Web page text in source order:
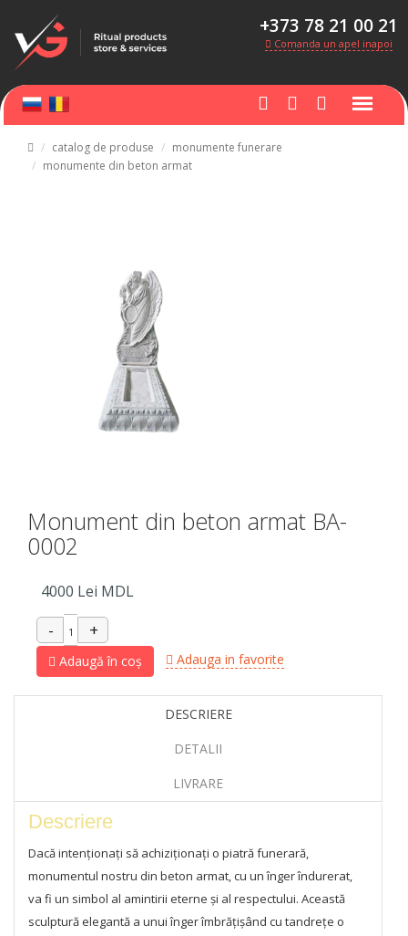
+373 78 21 00 21
Comanda un apel inapoi
catalog de produse
monumente funerare
monumente din beton armat
Monument din beton armat BA-
0002
4000 Lei MDL
Adaugă în coș Adauga in favorite
DESCRIERE
DETALII
LIVRARE
Descriere
Dacă intenționați să achiziționați o piatră funerară,
monumentul nostru din beton armat, cu un înger îndurerat,
va fi un simbol al amintirii eterne și al respectului. Această
sculptură elegantă a unui înger îmbrățișând cu tandrețe o